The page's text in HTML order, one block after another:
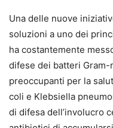
Una delle nuove
soluzioni a uno dei
ha costantemente
difese dei batteri
preoccupanti per la
coli e Klebsiella
di difesa dell’involucro